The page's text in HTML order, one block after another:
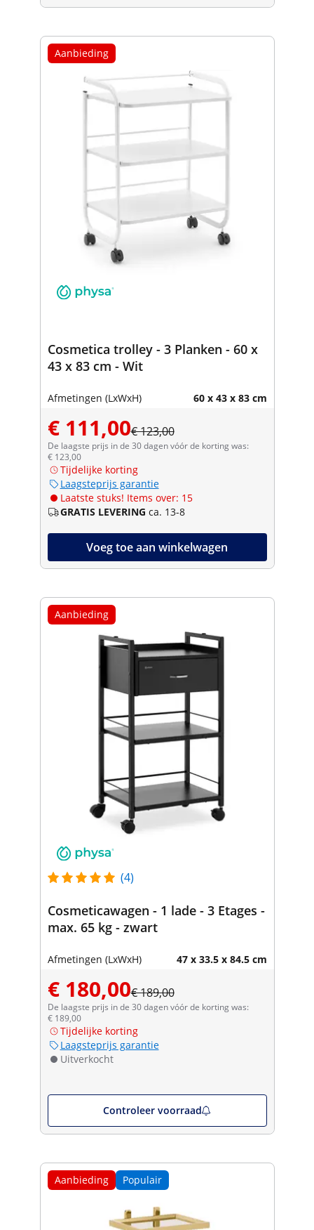
Aanbieding
Cosmetica trolley - 3 Planken - 60 x
43 x 83 cm - Wit
Afmetingen (LxWxH) 60 x 43 x 83 cm
€ 111,00€ 123,00
De laagste prijs in de 30 dagen vóór de korting was:
€ 123,00
Tijdelijke korting
Laagsteprijs garantie
Laatste stuks! Items over: 15
GRATIS LEVERING ca. 13-8
Voeg toe aan winkelwagen
Aanbieding
(4)
Cosmeticawagen - 1 lade - 3 Etages -
max. 65 kg - zwart
Afmetingen (LxWxH) 47 x 33.5 x 84.5 cm
€ 180,00€ 189,00
De laagste prijs in de 30 dagen vóór de korting was:
€ 189,00
Tijdelijke korting
Laagsteprijs garantie
Uitverkocht
Controleer voorraad
Aanbieding Populair